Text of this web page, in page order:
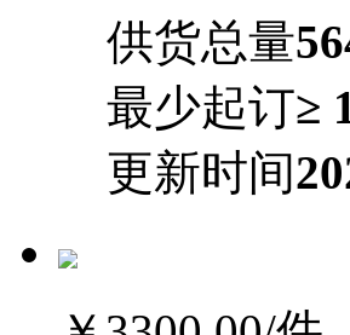
供货总量
最少起订≥
更新时间